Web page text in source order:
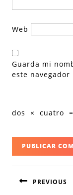
Web
Guarda mi
este
dos × cuatro =
de
PREVIOUS